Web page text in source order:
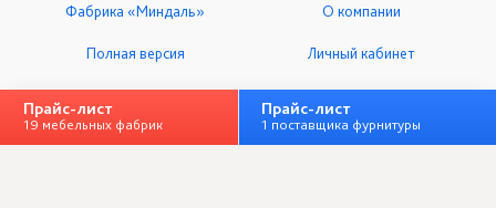
Фабрика «Миндаль» О компании
Полная версия Личный кабинет
Прайс-лист
19 мебельных фабрик
Прайс-лист
1 поставщика фурнитуры